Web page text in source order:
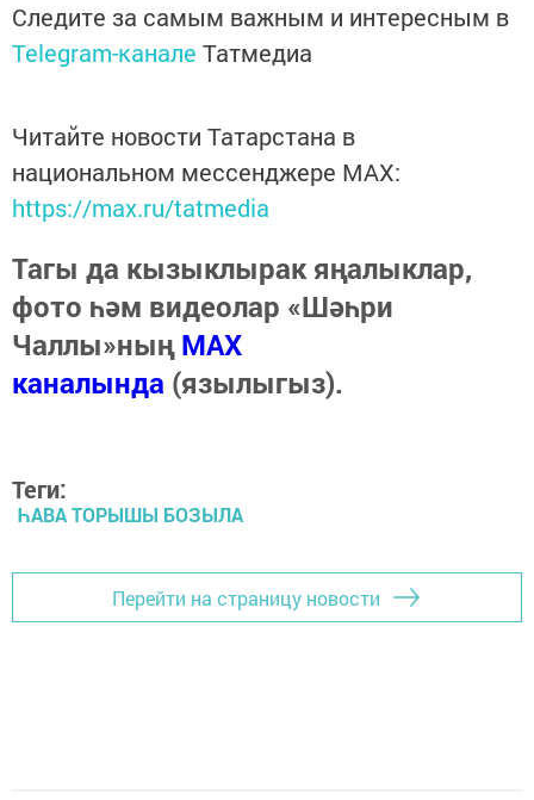
Следите за самым важным и интересным в
Telegram-канале Татмедиа
Читайте новости Татарстана в
национальном мессенджере MАХ:
https://max.ru/tatmedia
Тагы да кызыклырак яңалыклар,
фото һәм видеолар «Шәһри
Чаллы»ныңMAX
каналында (язылыгыз).
Теги:
ҺАВА ТОРЫШЫ БОЗЫЛА
Перейти на страницу новости